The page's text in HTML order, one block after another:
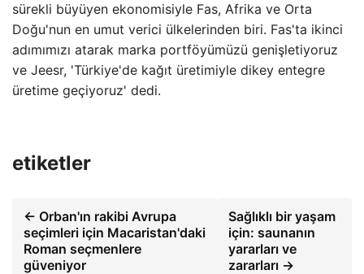
sürekli büyüyen ekonomisiyle Fas, Afrika ve Orta
Doğu'nun en umut verici ülkelerinden biri. Fas'ta ikinci
adımımızı atarak marka portföyümüzü genişletiyoruz
ve Jeesr, 'Türkiye'de kağıt üretimiyle dikey entegre
üretime geçiyoruz' dedi.
etiketler
← Orban'ın rakibi Avrupa
seçimleri için Macaristan'daki
Roman seçmenlere
güveniyor
Sağlıklı bir yaşam
için: saunanın
yararları ve
zararları →